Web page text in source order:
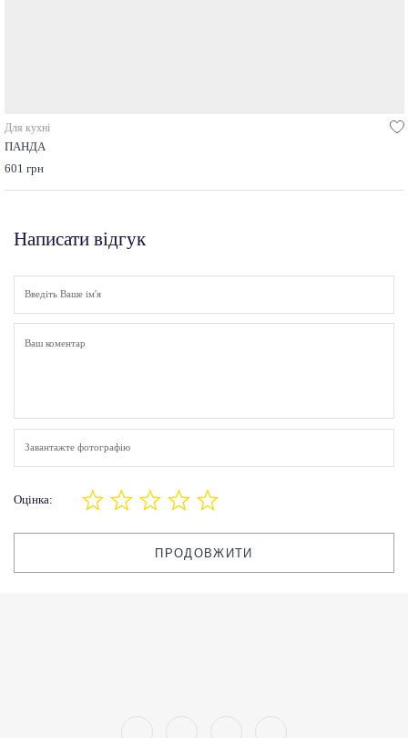
Для кухні
ПАНДА
601 грн
Написати відгук
Завантажте фотографію
Оцінка:
ПРОДОВЖИТИ